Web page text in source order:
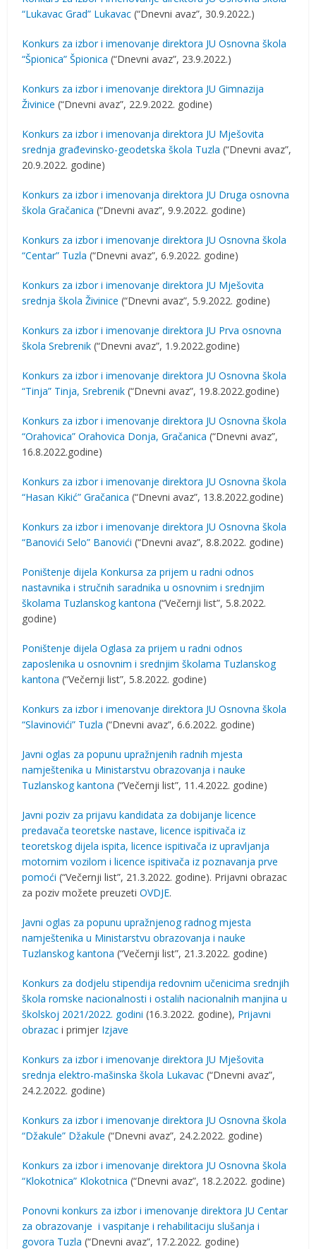
“Lukavac Grad” Lukavac (“Dnevni avaz”, 30.9.2022.)
Konkurs za izbor i imenovanje direktora JU Osnovna škola
“Špionica” Špionica (“Dnevni avaz”, 23.9.2022.)
Konkurs za izbor i imenovanje direktora JU Gimnazija
Živinice (“Dnevni avaz”, 22.9.2022. godine)
Konkurs za izbor i imenovanja direktora JU Mješovita
srednja građevinsko-geodetska škola Tuzla (“Dnevni avaz”,
20.9.2022. godine)
Konkurs za izbor i imenovanja direktora JU Druga osnovna
škola Gračanica (“Dnevni avaz”, 9.9.2022. godine)
Konkurs za izbor i imenovanje direktora JU Osnovna škola
“Centar” Tuzla (“Dnevni avaz”, 6.9.2022. godine)
Konkurs za izbor i imenovanje direktora JU Mješovita
srednja škola Živinice (“Dnevni avaz”, 5.9.2022. godine)
Konkurs za izbor i imenovanje direktora JU Prva osnovna
škola Srebrenik (“Dnevni avaz”, 1.9.2022.godine)
Konkurs za izbor i imenovanje direktora JU Osnovna škola
“Tinja” Tinja, Srebrenik (“Dnevni avaz”, 19.8.2022.godine)
Konkurs za izbor i imenovanje direktora JU Osnovna škola
“Orahovica” Orahovica Donja, Gračanica (“Dnevni avaz”,
16.8.2022.godine)
Konkurs za izbor i imenovanje direktora JU Osnovna škola
“Hasan Kikić” Gračanica (“Dnevni avaz”, 13.8.2022.godine)
Konkurs za izbor i imenovanje direktora JU Osnovna škola
“Banovići Selo” Banovići (“Dnevni avaz”, 8.8.2022. godine)
Poništenje dijela Konkursa za prijem u radni odnos
nastavnika i stručnih saradnika u osnovnim i srednjim
školama Tuzlanskog kantona (“Večernji list”, 5.8.2022.
godine)
Poništenje dijela Oglasa za prijem u radni odnos
zaposlenika u osnovnim i srednjim školama Tuzlanskog
kantona (“Večernji list”, 5.8.2022. godine)
Konkurs za izbor i imenovanje direktora JU Osnovna škola
“Slavinovići” Tuzla (“Dnevni avaz”, 6.6.2022. godine)
Javni oglas za popunu upražnjenih radnih mjesta
namještenika u Ministarstvu obrazovanja i nauke
Tuzlanskog kantona (“Večernji list”, 11.4.2022. godine)
Javni poziv za prijavu kandidata za dobijanje licence
predavača teoretske nastave, licence ispitivača iz
teoretskog dijela ispita, licence ispitivača iz upravljanja
motornim vozilom i licence ispitivača iz poznavanja prve
pomoći (“Večernji list”, 21.3.2022. godine). Prijavni obrazac
za poziv možete preuzetiOVDJE.
Javni oglas za popunu upražnjenog radnog mjesta
namještenika u Ministarstvu obrazovanja i nauke
Tuzlanskog kantona (“Večernji list”, 21.3.2022. godine)
Konkurs za dodjelu stipendija redovnim učenicima srednjih
škola romske nacionalnosti i ostalih nacionalnih manjina u
školskoj 2021/2022. godini (16.3.2022. godine), Prijavni
obrazac i primjer Izjave
Konkurs za izbor i imenovanje direktora JU Mješovita
srednja elektro-mašinska škola Lukavac (“Dnevni avaz”,
24.2.2022. godine)
Konkurs za izbor i imenovanje direktora JU Osnovna škola
“Džakule” Džakule (“Dnevni avaz”, 24.2.2022. godine)
Konkurs za izbor i imenovanje direktora JU Osnovna škola
“Klokotnica” Klokotnica (“Dnevni avaz”, 18.2.2022. godine)
Ponovni konkurs za izbor i imenovanje direktora JU Centar
za obrazovanje i vaspitanje i rehabilitaciju slušanja i
govora Tuzla (“Dnevni avaz”, 17.2.2022. godine)